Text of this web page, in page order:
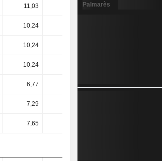
11,03 9,07
10,24
10,24
10,24
6,77
7,29
7,65
Palmarès